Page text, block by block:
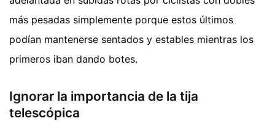
más pesadas simplemente porque estos últimos
podían mantenerse sentados y estables mientras los
primeros iban dando botes.
Ignorar la importancia de la tija
telescópica